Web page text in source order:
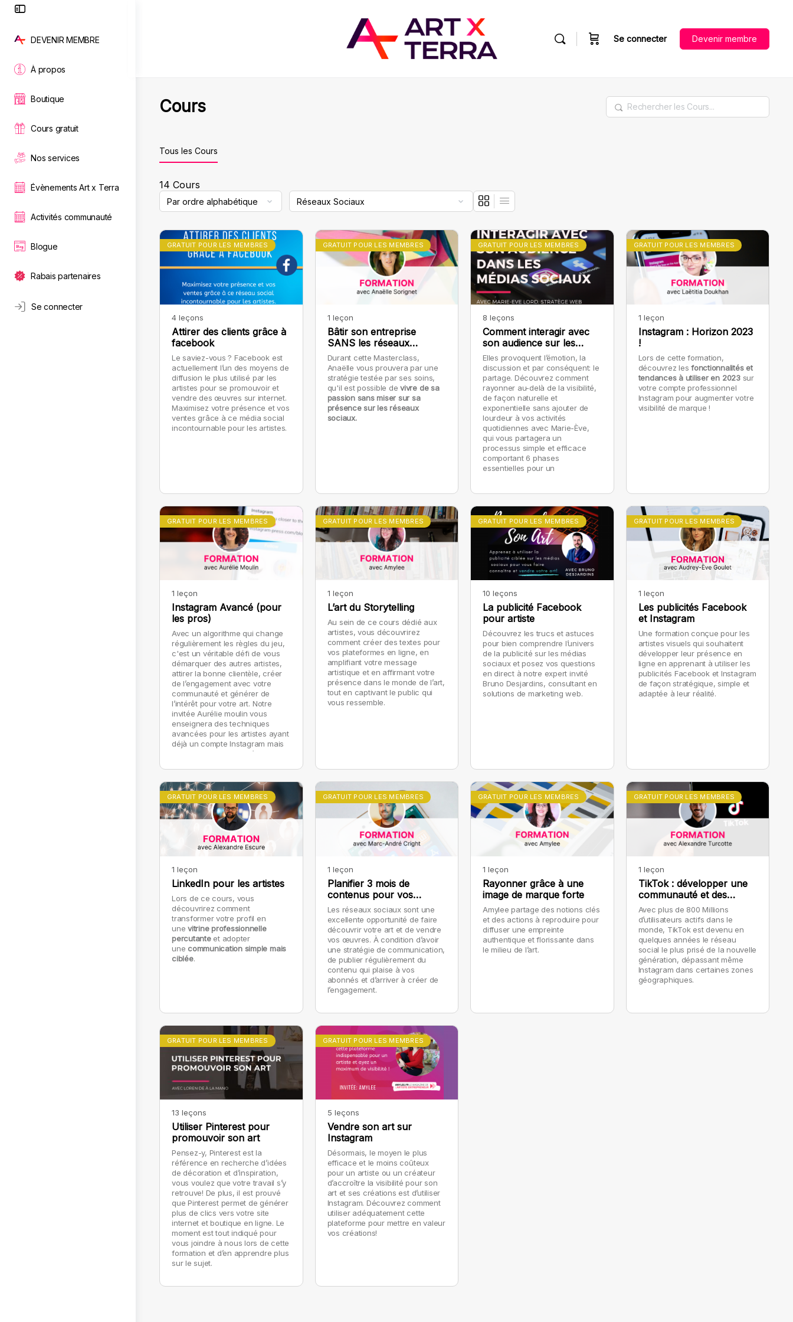
Panel
DEVENIR MEMBRE
À propos
Boutique
Cours gratuit
Nos services
Évènements Art x Terra
Activités communauté
Blogue
Rabais partenaires
Se connecter
Se connecter Devenir membre
Cours Rechercher
Tous les Cours
14 Cours
GRATUIT POUR LES MEMBRES
4 leçons
Attirer des clients grâce à
facebook
Le saviez-vous ? Facebook est
actuellement l’un des moyens de
diffusion le plus utilisé par les
artistes pour se promouvoir et
vendre des œuvres sur internet.
Maximisez votre présence et vos
ventes grâce à ce média social
incontournable pour les artistes.
GRATUIT POUR LES MEMBRES
1 leçon
Bâtir son entreprise
SANS les réseaux
sociaux
Durant cette Masterclass,
Anaëlle vous prouvera par une
stratégie testée par ses soins,
qu'il est possible devivre de sa
passion sans miser sur sa
présence sur les réseaux
sociaux.
GRATUIT POUR LES MEMBRES
8 leçons
Comment interagir avec
son audience sur les
réseaux sociaux
Elles provoquent l’émotion, la
discussion et par conséquent: le
partage. Découvrez comment
rayonner au-delà de la visibilité,
de façon naturelle et
exponentielle sans ajouter de
lourdeur à vos activités
quotidiennes avec Marie-Ève,
qui vous partagera un
processus simple et efficace
comportant 6 phases
essentielles pour un
GRATUIT POUR LES MEMBRES
1 leçon
Instagram : Horizon 2023
!
Lors de cette formation,
découvrez lesfonctionnalités et
tendances à utiliser en 2023sur
votre compte professionnel
Instagram pour augmenter votre
visibilité de marque !
GRATUIT POUR LES MEMBRES
1 leçon
Instagram Avancé (pour
les pros)
Avec un algorithme qui change
régulièrement les règles du jeu,
c'est un véritable défi de vous
démarquer des autres artistes,
attirer la bonne clientèle, créer
de l’engagement avec votre
communauté et générer de
l’intérêt pour votre art. Notre
invitée Aurélie moulin vous
enseignera des techniques
avancées pour les artistes ayant
déjà un compte Instagram mais
qui souhaitent mieux s’y investir
GRATUIT POUR LES MEMBRES
1 leçon
L’art du Storytelling
Au sein de ce cours dédié aux
artistes, vous découvrirez
comment créer des textes pour
vos plateformes en ligne, en
amplifiant votre message
artistique et en affirmant votre
présence dans le monde de l’art,
tout en captivant le public qui
vous ressemble.
GRATUIT POUR LES MEMBRES
10 leçons
La publicité Facebook
pour artiste
Découvrez les trucs et astuces
pour bien comprendre l’univers
de la publicité sur les médias
sociaux et posez vos questions
en direct à notre expert invité
Bruno Desjardins, consultant en
solutions de marketing web.
GRATUIT POUR LES MEMBRES
1 leçon
Les publicités Facebook
et Instagram
Une formation conçue pour les
artistes visuels qui souhaitent
développer leur présence en
ligne en apprenant à utiliser les
publicités Facebook et Instagram
de façon stratégique, simple et
adaptée à leur réalité.
GRATUIT POUR LES MEMBRES
1 leçon
LinkedIn pour les artistes
Lors de ce cours, vous
découvrirez comment
transformer votre profil en
unevitrine professionnelle
percutanteet adopter
une communication simple mais
ciblée.
GRATUIT POUR LES MEMBRES
1 leçon
Planifier 3 mois de
contenus pour vos
réseaux sociaux
Les réseaux sociaux sont une
excellente opportunité de faire
découvrir votre art et de vendre
vos œuvres. À condition d’avoir
une stratégie de communication,
de publier régulièrement du
contenu qui plaise à vos
abonnés et d’arriver à créer de
l’engagement.
GRATUIT POUR LES MEMBRES
1 leçon
Rayonner grâce à une
image de marque forte
Amylee partage des notions clés
et des actions à reproduire pour
diffuser une empreinte
authentique et florissante dans
le milieu de l’art.
GRATUIT POUR LES MEMBRES
1 leçon
TikTok : développer une
communauté et des
stratégies de contenu
Avec plus de 800 Millions
d’utilisateurs actifs dans le
monde, TikTok est devenu en
quelques années le réseau
social le plus prisé de la nouvelle
génération, dépassant même
Instagram dans certaines zones
géographiques.
GRATUIT POUR LES MEMBRES
13 leçons
Utiliser Pinterest pour
promouvoir son art
Pensez-y, Pinterest est la
référence en recherche d’idées
de décoration et d’inspiration,
vous voulez que votre travail s’y
retrouve! De plus, il est prouvé
que Pinterest permet de générer
plus de clics vers votre site
internet et boutique en ligne. Le
moment est tout indiqué pour
vous joindre à nous lors de cette
formation et d’en apprendre plus
sur le sujet.
GRATUIT POUR LES MEMBRES
5 leçons
Vendre son art sur
Instagram
Désormais, le moyen le plus
efficace et le moins coûteux
pour un artiste ou un créateur
d’accroître la visibilité pour son
art et ses créations est d’utiliser
Instagram. Découvrez comment
utiliser adéquatement cette
plateforme pour mettre en valeur
vos créations!